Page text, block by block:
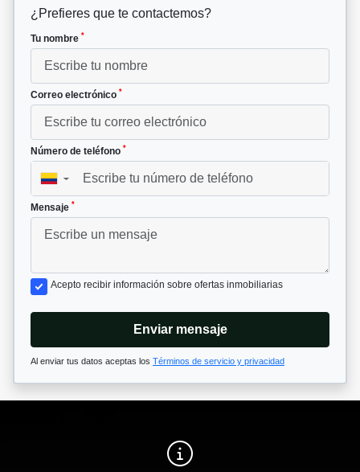
¿Prefieres que te contactemos?
Tu nombre *
Correo electrónico *
Número de teléfono *
▼
Mensaje *
Acepto recibir información sobre ofertas inmobiliarias
Enviar mensaje
Al enviar tus datos aceptas los Términos de servicio y privacidad